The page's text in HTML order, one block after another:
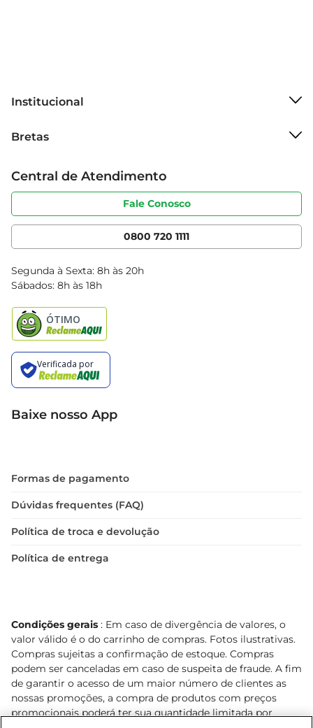
Institucional
Grupo Cencosud
Sobre privacidade
Portal do fornecedor
Cencosud Media
Bretas
Produtos Bretas
Código de ética
Serviços
Clube Bretas
Blog Bretas
Black Friday
Central de Atendimento
Fale Conosco
0800 720 1111
Segunda à Sexta: 8h às 20h
Sábados: 8h às 18h
Baixe nosso App
Formas de pagamento
Dúvidas frequentes (FAQ)
Política de troca e devolução
Política de entrega
Condições gerais : Em caso de divergência de valores, o
valor válido é o do carrinho de compras. Fotos ilustrativas.
Compras sujeitas a confirmação de estoque. Compras
podem ser canceladas em caso de suspeita de fraude. A fim
de garantir o acesso de um maior número de clientes as
nossas promoções, a compra de produtos com preços
promocionais poderá ter sua quantidade limitada por